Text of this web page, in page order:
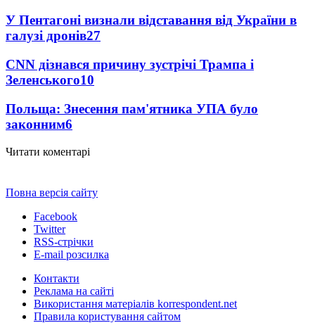
У Пентагоні визнали відставання від України в
галузі дронів27
CNN дізнався причину зустрічі Трампа і
Зеленського10
Польща: Знесення пам'ятника УПА було
законним6
Читати коментарі
Повна версія сайту
Facebook
Twitter
RSS-стрічки
E-mail розсилка
Контакти
Реклама на сайті
Використання матеріалів korrespondent.net
Правила користування сайтом